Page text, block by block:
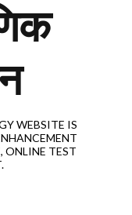
WEBSITE IS
ONLINE TEST